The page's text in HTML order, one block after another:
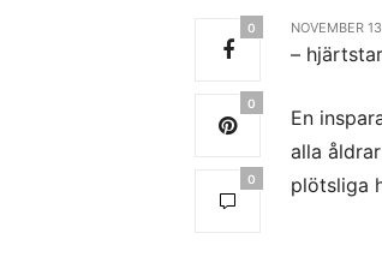
0
0
0
NOVEMBER
–
En
alla
plötsliga